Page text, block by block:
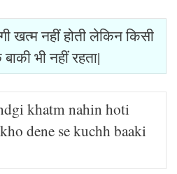
खत्म नहीं होती लेकिन किसी
भी नहीं रहता|
khatm nahin hoti
dene se kuchh baaki